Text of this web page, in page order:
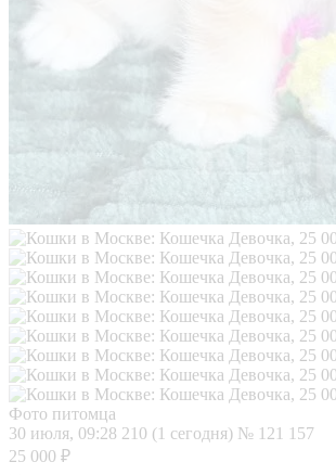
Фото питомца
30 июля, 09:28 210 (1 сегодня) № 121 157
25 000 ₽